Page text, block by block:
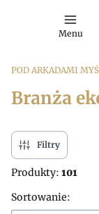
Menu
POD ARKADAMI
Branża
Filtry
Produkty: 101
Lista
Sortowanie: